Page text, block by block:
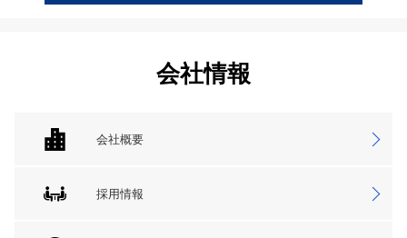
会社情報
会社概要
採用情報